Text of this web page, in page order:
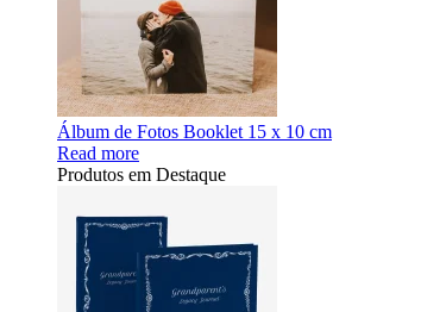
Álbum de Fotos Booklet 15 x 10 cm
Read more
Produtos em Destaque